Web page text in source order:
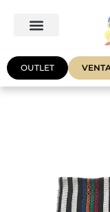
OUTLET